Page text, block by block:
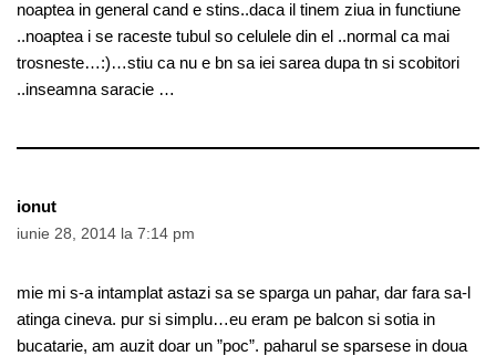
noaptea in general cand e stins..daca il tinem ziua in functiune
..noaptea i se raceste tubul so celulele din el ..normal ca mai
trosneste…:)…stiu ca nu e bn sa iei sarea dupa tn si scobitori
..inseamna saracie …
ionut
iunie 28, 2014 la 7:14 pm
mie mi s-a intamplat astazi sa se sparga un pahar, dar fara sa-l
atinga cineva. pur si simplu…eu eram pe balcon si sotia in
bucatarie, am auzit doar un ”poc”. paharul se sparsese in doua